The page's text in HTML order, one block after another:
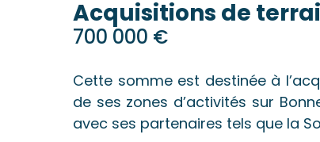
Acquisitions de
700 000 €
Cette somme est destinée à
de ses zones d’activités sur
avec ses partenaires tels que la